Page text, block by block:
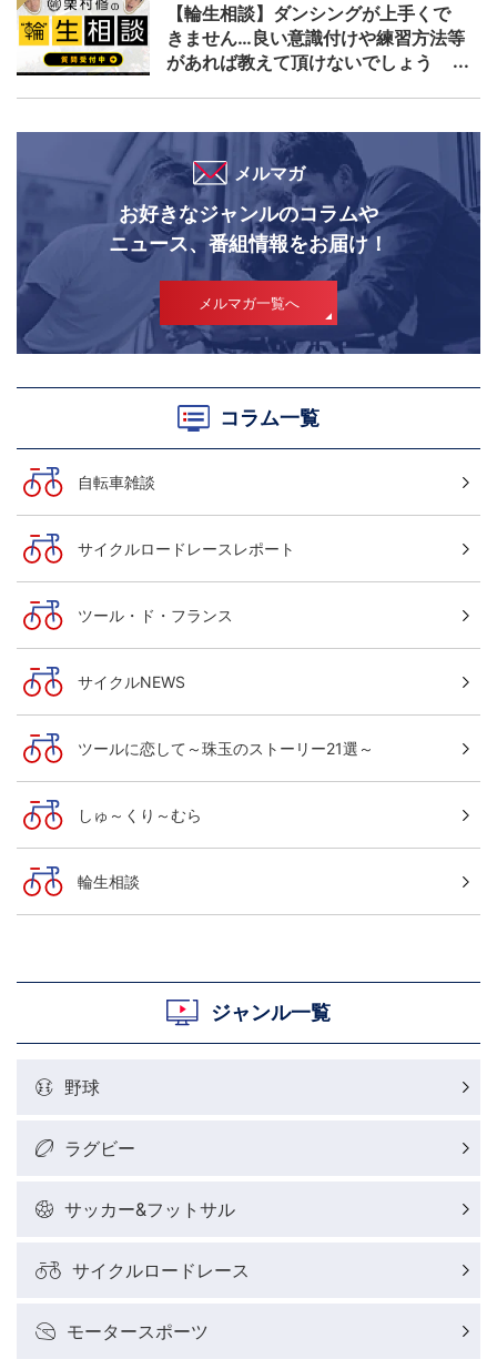
【輪生相談】ダンシングが上手くで
きません…良い意識付けや練習方法等
があれば教えて頂けないでしょう
メルマガ
お好きなジャンルのコラムや
ニュース、番組情報をお届け！
メルマガ一覧へ
コラム一覧
自転車雑談
サイクルロードレースレポート
ツール・ド・フランス
サイクルNEWS
ツールに恋して～珠玉のストーリー21選～
しゅ～くり～むら
輪生相談
ジャンル一覧
野球
ラグビー
サッカー&フットサル
サイクルロードレース
モータースポーツ